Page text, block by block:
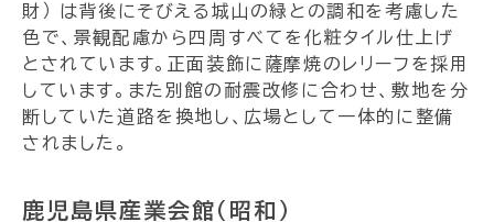
財） は背後にそびえる城山の緑との調和を考慮した
色で、景観配慮から四周すべてを化粧タイル仕上げ
とされています。正面装飾に薩摩焼のレリーフを採用
しています。また別館の耐震改修に合わせ、敷地を分
断していた道路を換地し、広場として一体的に整備
されました。
鹿児島県産業会館（昭和）